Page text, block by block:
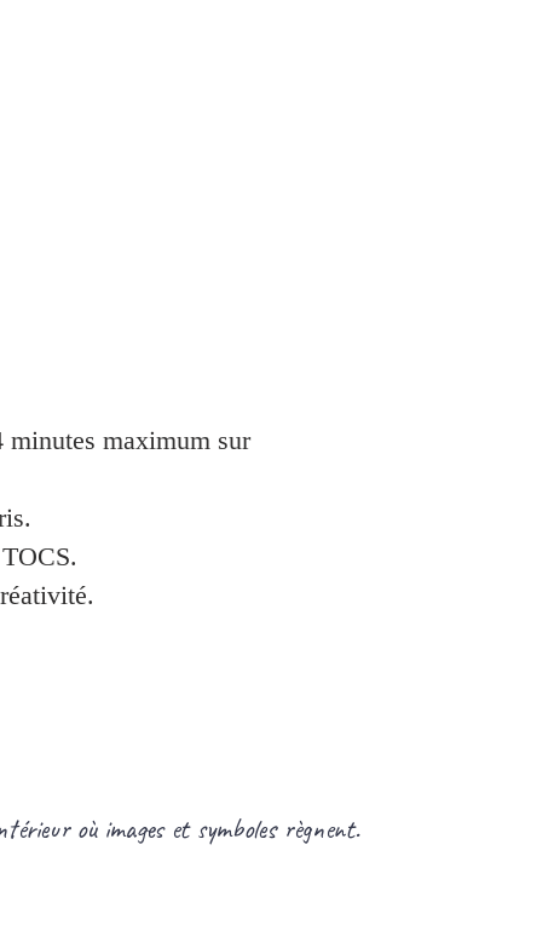
minutes maximum sur
où images et symboles règnent.